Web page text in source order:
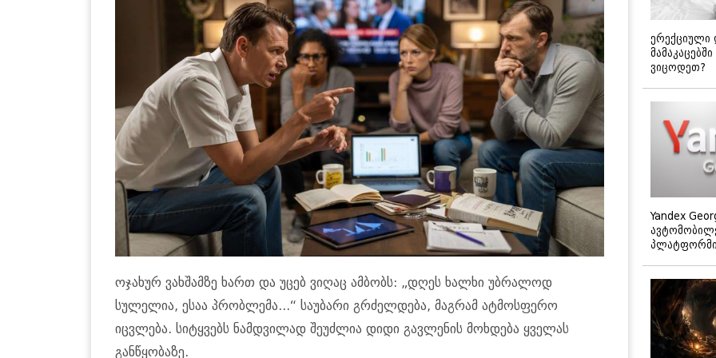
ოჯახურ ვახშამზე ხართ და უცებ ვიღაც ამბობს: „დღეს ხალხი უბრალოდ
სულელია, ესაა პრობლემა...“ საუბარი გრძელდება, მაგრამ ატმოსფერო
იცვლება. სიტყვებს ნამდვილად შეუძლია დიდი გავლენის მოხდება ყველას
განწყობაზე.
ერექციული
ვიცოდეთ?
Yandex